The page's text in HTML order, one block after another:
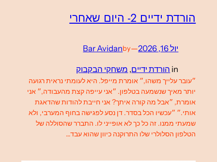
הורדת ידיים 2- היום שאחרי
יול 16, 2026 —
by
Bar Avidan
in הורדת ידיים, משחקי הבקבוק
״עובר עלייך משהו,״ אומרת מייפל. היא לעומתי נראית רגועה
יותר מאיך שנשמעה בטלפון. ״אני עייפה קצת מהעבודה,״ אני
אומרת, ״אבל מה קורה איתך? אני חייבת להודות שהדאגת
אותי.״ ״עכשיו הכל בסדר. דן נסע לפגישה בחוף המערבי, ולא
שמעתי ממנו. זה כל כך לא אופייני לו. התברר שהסוללה של
הטלפון הסלולרי שלו התרוקנה כיוון שהוא עבד…